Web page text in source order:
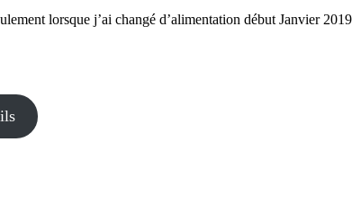
lorsque j’ai changé d’alimentation début Janvier